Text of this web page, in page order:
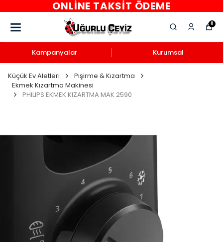
ONLINE TAKSIT ÖDEME
0
Kampanyalar Kurumsal
Küçük Ev Aletleri
Pişirme & Kızartma
Ekmek Kızartma Makinesi
PHILIPS EKMEK KIZARTMA MAK 2590